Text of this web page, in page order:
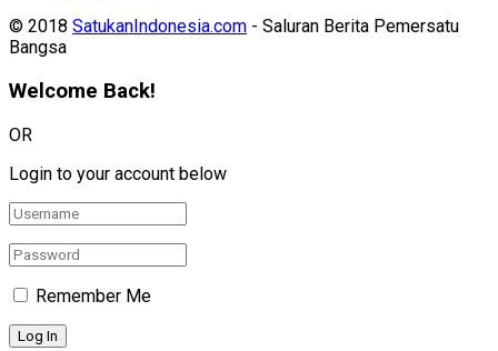
© 2018 SatukanIndonesia.com - Saluran Berita Pemersatu
Bangsa
Welcome Back!
OR
Login to your account below
Remember Me